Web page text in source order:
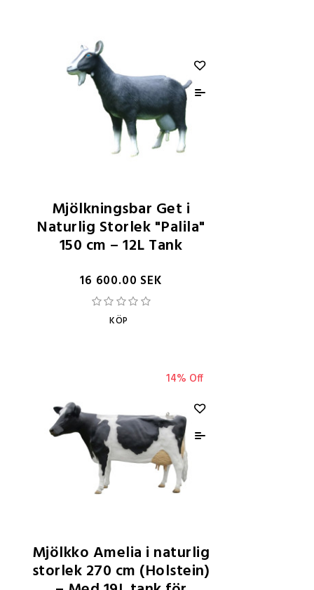
Mjölkningsbar Get i
Naturlig Storlek "Palila"
150 cm – 12L Tank
16 600.00 SEK
KÖP
14% Off
Mjölkko Amelia i naturlig
storlek 270 cm (Holstein)